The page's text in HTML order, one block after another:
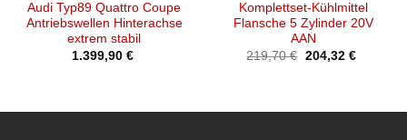
Audi Typ89 Quattro Coupe
Antriebswellen Hinterachse
extrem stabil
1.399,90 €
Komplettset-Kühlmittel
Flansche 5 Zylinder 20V
AAN
219,70€ Ursprünglicher
Preis
204,32 €Aktueller